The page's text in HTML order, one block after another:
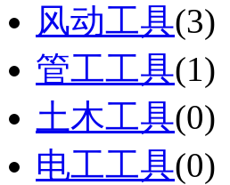
风动工具(3)
管工工具(1)
土木工具(0)
电工工具(0)